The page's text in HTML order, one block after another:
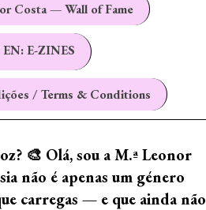
Costa — Wall of Fame
E-ZINES
/ Terms & Conditions
🎨 Olá, sou a M.ª Leonor
não é apenas um género
carregas — e que ainda não